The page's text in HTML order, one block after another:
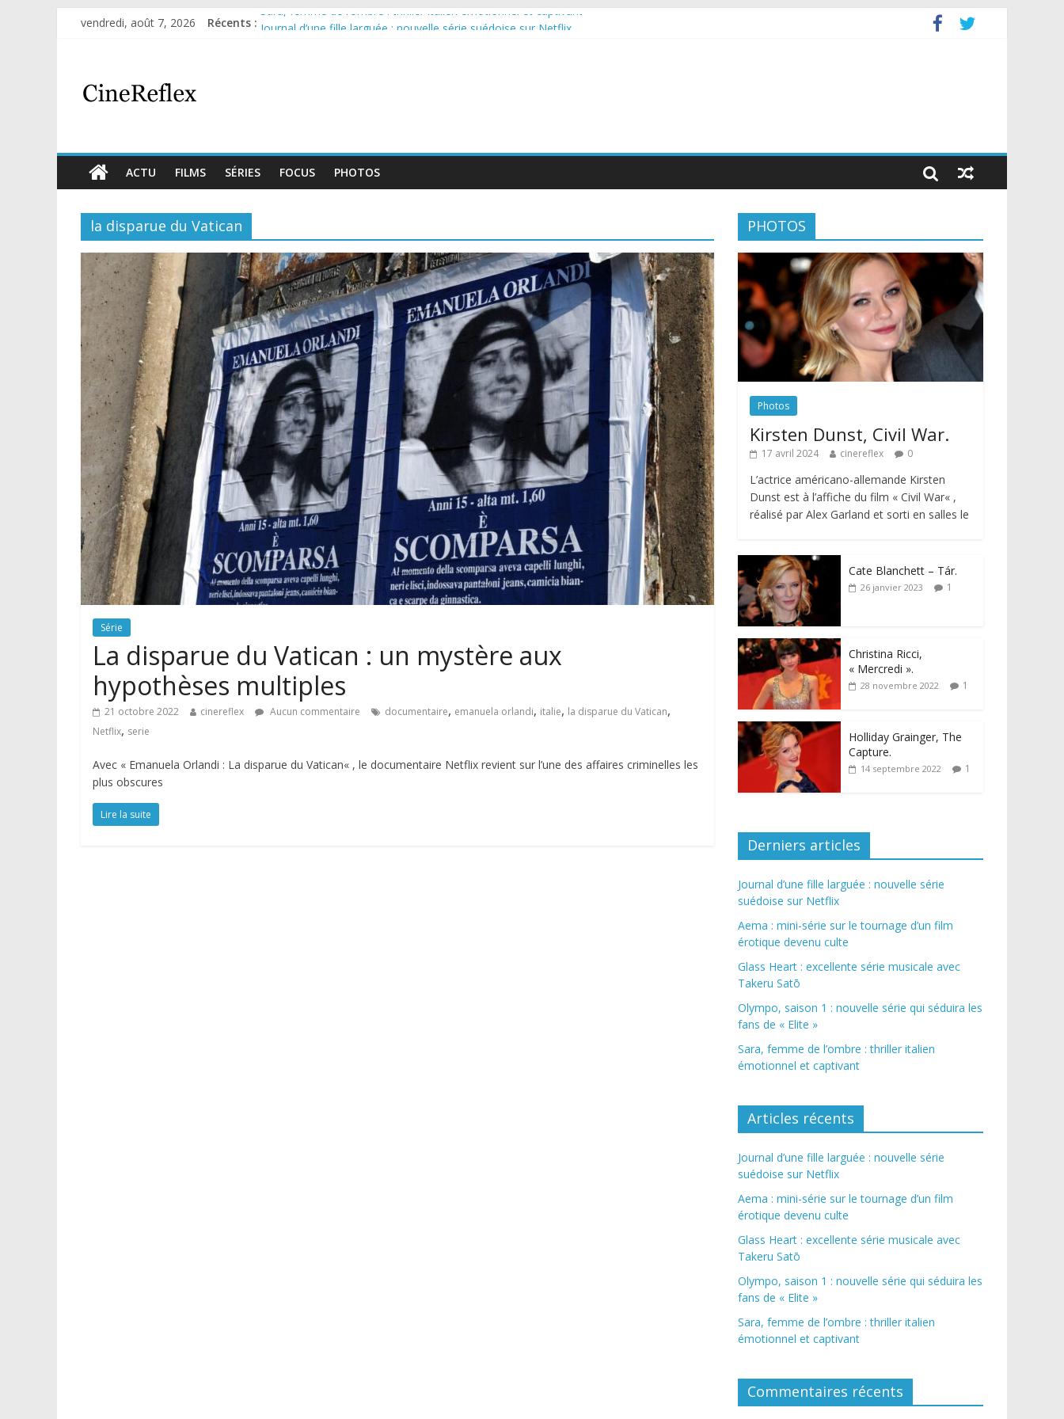
vendredi, août 7, 2026 Récents : Sara, femme de l’ombre : thriller italien émotionnel et captivant
ACTU FILMS SÉRIES FOCUS PHOTOS
la disparue du Vatican
Série
La disparue du Vatican : un mystère aux
hypothèses multiples
21 octobre 2022 cinereflex Aucun commentaire documentaire, emanuela orlandi, italie, la disparue du Vatican,
Netflix, serie
Avec « Emanuela Orlandi : La disparue du Vatican« , le documentaire Netflix revient sur l’une des affaires criminelles les
plus obscures
Lire la suite
PHOTOS
Photos
Kirsten Dunst, Civil War.
17 avril 2024 cinereflex 0
L’actrice américano-allemande Kirsten
Dunst est à l’affiche du film « Civil War« ,
réalisé par Alex Garland et sorti en salles le
Cate Blanchett – Tár.
26 janvier 2023 1
Christina Ricci,
« Mercredi ».
28 novembre 2022 1
Holliday Grainger, The
Capture.
14 septembre 2022 1
Derniers articles
Journal d’une fille larguée : nouvelle série
suédoise sur Netflix
Aema : mini-série sur le tournage d’un film
érotique devenu culte
Glass Heart : excellente série musicale avec
Takeru Satō
Olympo, saison 1 : nouvelle série qui séduira les
fans de « Elite »
Sara, femme de l’ombre : thriller italien
émotionnel et captivant
Articles récents
Journal d’une fille larguée : nouvelle série
suédoise sur Netflix
Aema : mini-série sur le tournage d’un film
érotique devenu culte
Glass Heart : excellente série musicale avec
Takeru Satō
Olympo, saison 1 : nouvelle série qui séduira les
fans de « Elite »
Sara, femme de l’ombre : thriller italien
émotionnel et captivant
Commentaires récents